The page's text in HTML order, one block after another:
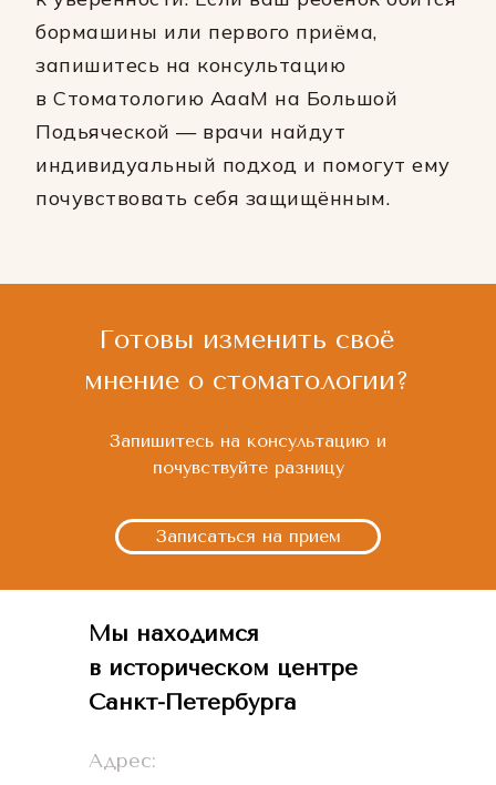
бормашины или первого приёма,
запишитесь на консультацию
в Стоматологию АааМ на Большой
Подьяческой — врачи найдут
индивидуальный подход и помогут ему
почувствовать себя защищённым.
Готовы изменить своё
мнение о стоматологии?
Запишитесь на консультацию и
почувствуйте разницу
Записаться на прием
Адрес:
Мы находимся
в историческом центре
Санкт-Петербурга